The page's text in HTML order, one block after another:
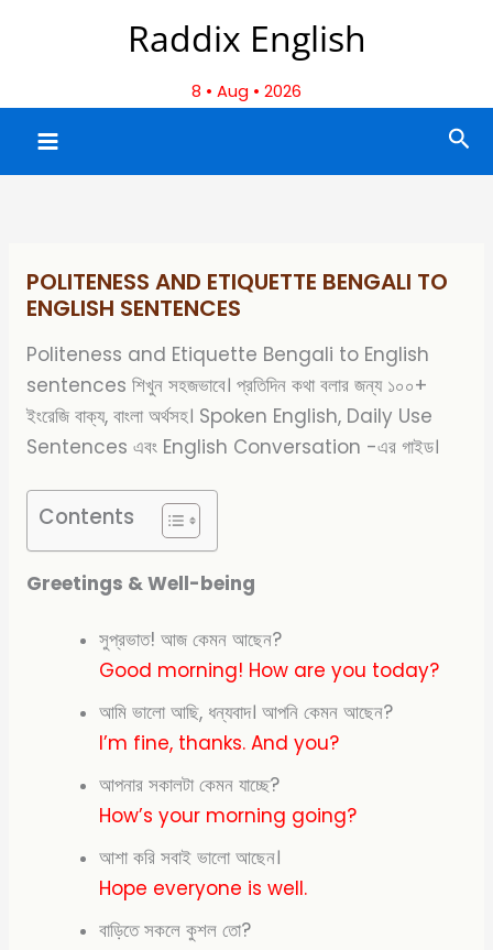
Raddix English
8 • Aug • 2026
POLITENESS AND ETIQUETTE BENGALI TO
ENGLISH SENTENCES
Politeness and Etiquette Bengali to English
sentences শিখুন সহজভাবে। প্রতিদিন কথা বলার জন্য ১০০+
ইংরেজি বাক্য, বাংলা অর্থসহ। Spoken English, Daily Use
Sentences এবং English Conversation -এর গাইড।
Contents
Greetings & Well-being
সুপ্রভাত! আজ কেমন আছেন?
Good morning! How are you today?
আমি ভালো আছি, ধন্যবাদ। আপনি কেমন আছেন?
I’m fine, thanks. And you?
আপনার সকালটা কেমন যাচ্ছে?
How’s your morning going?
আশা করি সবাই ভালো আছেন।
Hope everyone is well.
বাড়িতে সকলে কুশল তো?